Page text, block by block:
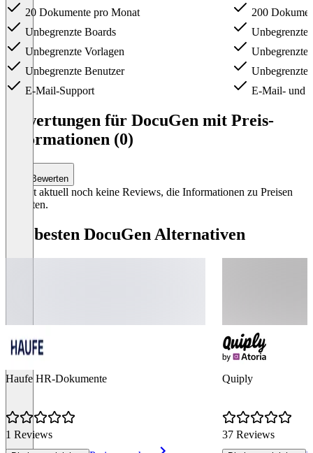
20 Dokumente pro Monat
Unbegrenzte Boards
Unbegrenzte Vorlagen
Unbegrenzte Benutzer
E-Mail-Support
200
Unbegrenzte
Unbegrenzte
Unbegrenzte
E-Mail- und
Bewertungen für DocuGen mit Preis-
Informationen (0)
Bewerten
Es gibt aktuell noch keine Reviews, die Informationen zu Preisen
enthalten.
Die besten DocuGen Alternativen
Haufe HR-Dokumente
1 Reviews
Quiply
37 Reviews